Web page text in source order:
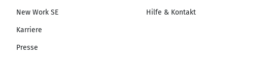
New Work SE
Karriere
Presse
Hilfe & Kontakt